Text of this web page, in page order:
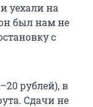
уехали на
был нам не
с
рублей), в
Сдачи не